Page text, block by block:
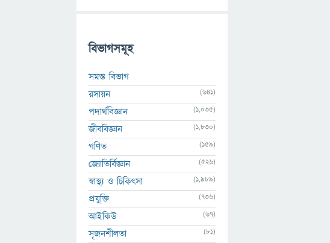
বিভাগসমূহ
সমস্ত বিভাগ
রসায়ন
(641)
পদার্থবিজ্ঞান (1,035)
জীববিজ্ঞান (1,830)
গণিত (159)
জ্যোতির্বিজ্ঞান (526)
স্বাস্থ্য ও চিকিৎসা (1,989)
প্রযুক্তি (736)
আইকিউ (67)
সৃজনশীলতা (81)